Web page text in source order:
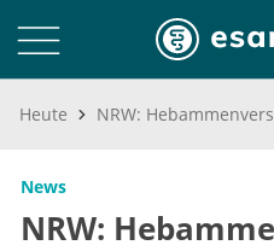
Heute NRW:
News
NRW: